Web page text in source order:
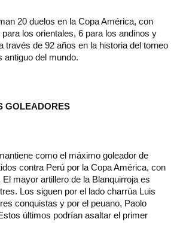
20 duelos en la Copa América, con
los orientales, 6 para los andinos y
través de 92 años en la historia del torneo
antiguo del mundo.
GOLEADORES
como el máximo goleador de
contra Perú por la Copa América, con
mayor artillero de la Blanquirroja es
Los siguen por el lado charrúa Luis
conquistas y por el peuano, Paolo
últimos podrían asaltar el primer